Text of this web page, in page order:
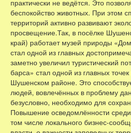
практически не ведётся. Это
беспокойство животных. При этом
территорий активно развивают
просвещение.Так, в посёлке
край) работает музей природы
стал одной из главных
заметно увеличил туристический
барса» стал одной из главных
Шушенском районе. Это
людей, вовлечённых в проблему
безусловно, необходимо для
Повышение осведомлённости
том числе локального бизнес-